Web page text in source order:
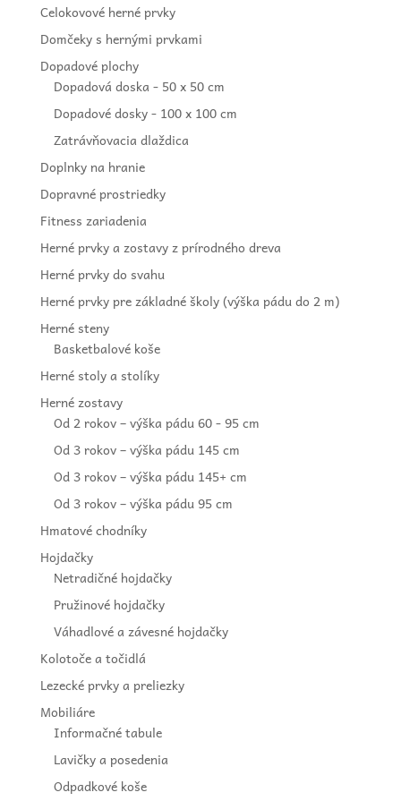
Celokovové herné prvky
Domčeky s hernými prvkami
Dopadové plochy
Dopadová doska - 50 x 50 cm
Dopadové dosky - 100 x 100 cm
Zatrávňovacia dlaždica
Doplnky na hranie
Dopravné prostriedky
Fitness zariadenia
Herné prvky a zostavy z prírodného dreva
Herné prvky do svahu
Herné prvky pre základné školy (výška pádu do 2 m)
Herné steny
Basketbalové koše
Herné stoly a stolíky
Herné zostavy
Od 2 rokov – výška pádu 60 - 95 cm
Od 3 rokov – výška pádu 145 cm
Od 3 rokov – výška pádu 145+ cm
Od 3 rokov – výška pádu 95 cm
Hmatové chodníky
Hojdačky
Netradičné hojdačky
Pružinové hojdačky
Váhadlové a závesné hojdačky
Kolotoče a točidlá
Lezecké prvky a preliezky
Mobiliáre
Informačné tabule
Lavičky a posedenia
Odpadkové koše